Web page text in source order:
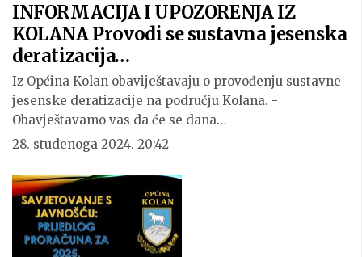
INFORMACIJA I UPOZORENJA IZ
KOLANA Provodi se sustavna jesenska
deratizacija…
Iz Općina Kolan obaviještavaju o provođenju sustavne
jesenske deratizacije na području Kolana. -
Obavještavamo vas da će se dana…
28. studenoga 2024. 20:42